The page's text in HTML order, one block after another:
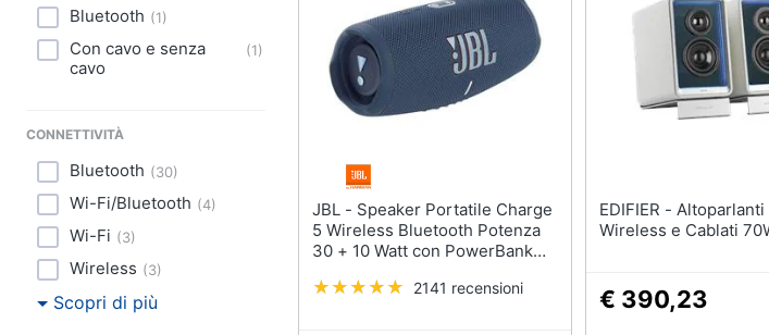
Bluetooth (1)
Con cavo e senza
cavo
(1)
CONNETTIVITÀ
Bluetooth (30)
Wi-Fi/Bluetooth (4)
Wi-Fi (3)
Wireless (3)
Scopri di più
JBL - Speaker Portatile Charge
5 Wireless Bluetooth Potenza
30 + 10 Watt con PowerBank
2141 recensioni
EDIFIER - Altoparlanti QR65
Wireless e Cablati
€ 390,23